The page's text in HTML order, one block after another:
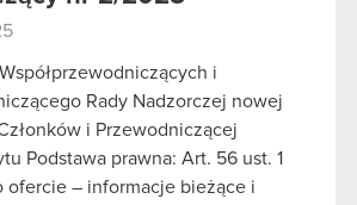
i
Rady Nadzorczej nowej
i Przewodniczącej
Podstawa prawna: Art. 56 ust. 1
ofercie – informacje bieżące i